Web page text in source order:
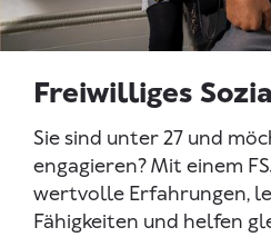
Freiwilliges
Sie sind unter 27 und
engagieren? Mit einem
wertvolle Erfahrungen,
Fähigkeiten und helfen